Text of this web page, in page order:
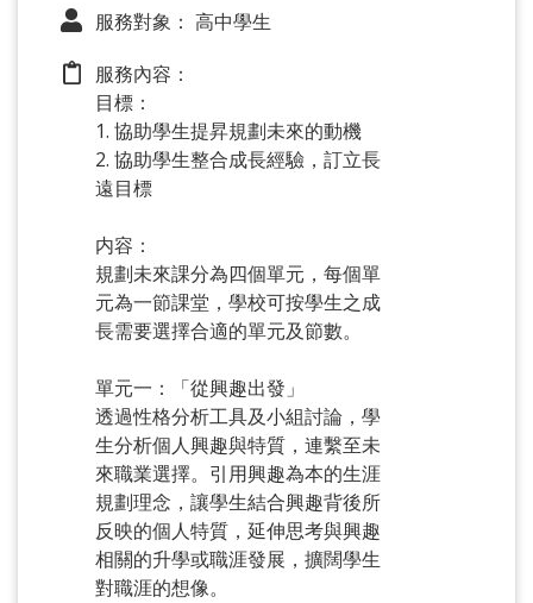
服務對象： 高中學生
服務內容：
目標：
1. 協助學生提昇規劃未來的動機
2. 協助學生整合成長經驗，訂立長
遠目標
内容：
規劃未來課分為四個單元，每個單
元為一節課堂，學校可按學生之成
長需要選擇合適的單元及節數。
單元一：「從興趣出發」
透過性格分析工具及小組討論，學
生分析個人興趣與特質，連繫至未
來職業選擇。引用興趣為本的生涯
規劃理念，讓學生結合興趣背後所
反映的個人特質，延伸思考與興趣
相關的升學或職涯發展，擴闊學生
對職涯的想像。